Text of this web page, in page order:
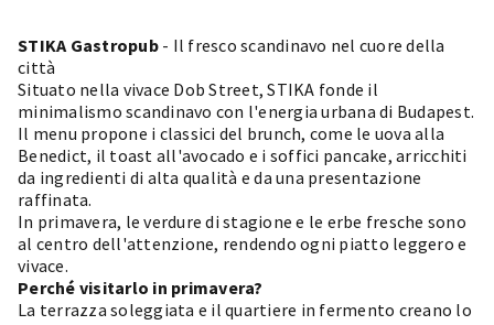
STIKA Gastropub- Il fresco scandinavo nel cuore della
città
Situato nella vivace Dob Street, STIKA fonde il
minimalismo scandinavo con l'energia urbana di Budapest.
Il menu propone i classici del brunch, come le uova alla
Benedict, il toast all'avocado e i soffici pancake, arricchiti
da ingredienti di alta qualità e da una presentazione
raffinata.
In primavera, le verdure di stagione e le erbe fresche sono
al centro dell'attenzione, rendendo ogni piatto leggero e
vivace.
Perché visitarlo in primavera?
La terrazza soleggiata e il quartiere in fermento creano lo